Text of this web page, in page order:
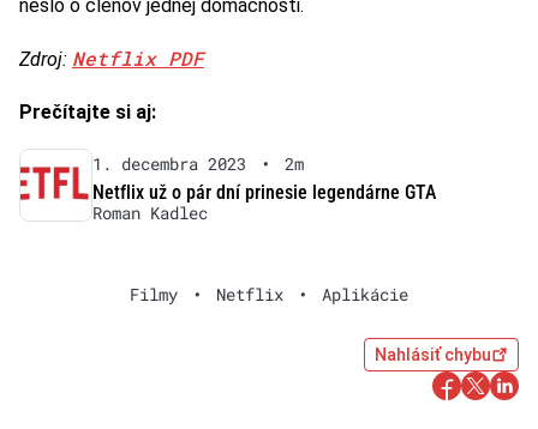
nešlo o členov jednej domácnosti.
Zdroj: Netflix PDF
Prečítajte si aj:
1. decembra 2023 •
2m
Netflix už o pár dní prinesie legendárne GTA
Roman Kadlec
Filmy • Netflix • Aplikácie
Nahlásiť chybu